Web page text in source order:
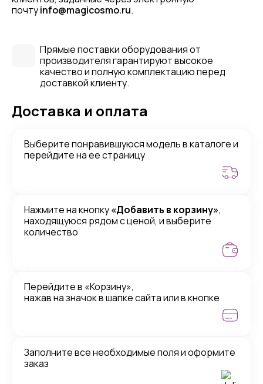
почтуinfo@magicosmo.ru.
Прямые поставки оборудования от
производителя гарантируют высокое
качество и полную комплектацию перед
доставкой клиенту.
Доставка и оплата
Выберите понравившуюся модель в каталоге и
перейдите на ее страницу
Нажмите на кнопку«Добавить в корзину»,
находящуюся рядом с ценой, и выберите
количество
Перейдите в «Корзину»,
нажав на значок в шапке сайта или в кнопке
Заполните все необходимые поля и оформите
заказ